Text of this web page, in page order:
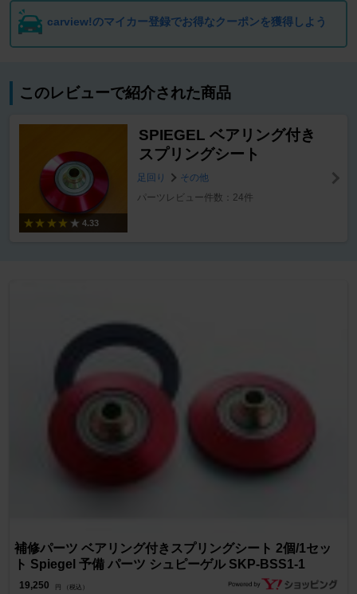
carview!のマイカー登録でお得なクーポンを獲得しよう
このレビューで紹介された商品
4.33
SPIEGEL ベアリング付き
スプリングシート
足回り
その他
パーツレビュー件数：24件
補修パーツ ベアリング付きスプリングシート 2個/1セッ
ト Spiegel 予備 パーツ シュピーゲル SKP-BSS1-1
19,250 円 （税込）